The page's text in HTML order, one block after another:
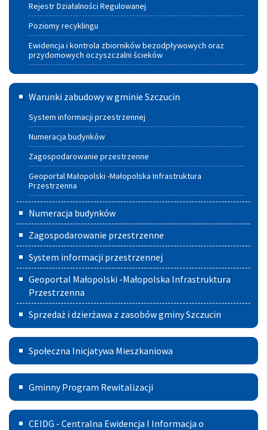
Rejestr Działalności Regulowanej
Poziomy recyklingu
Ewidencja i kontrola zbiorników bezodpływowych oraz
przydomowych oczyszczalni ścieków
Warunki
zabudowy
Gminie
Szczucin
Warunki zabudowy w gminie Szczucin
System informacji przestrzennej
Numeracja budynków
Zagospodarowanie przestrzenne
Geoportal Małopolski -Małopolska Infrastruktura
Przestrzenna
Numeracja budynków
Zagospodarowanie przestrzenne
System informacji przestrzennej
Geoportal Małopolski -Małopolska Infrastruktura
Przestrzenna
Sprzedaż i dzierżawa z zasobów gminy Szczucin
Społeczna
Inicjatywa
Mieszkaniowa
Społeczna Inicjatywa Mieszkaniowa
Gminny
Program
Rewitalizacji
Gminny Program Rewitalizacji
Centralna
CEIDG - Centralna Ewidencja I Informacja o